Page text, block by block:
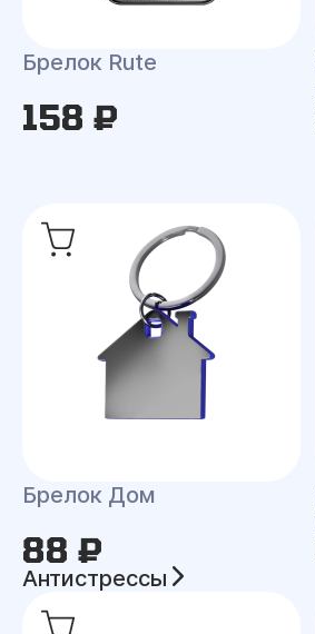
Брелок Rute
158 ₽
Брелок Дом
88 ₽
Антистрессы